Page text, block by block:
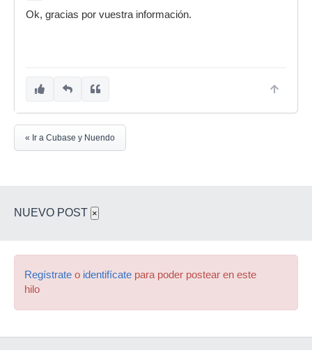
Ok, gracias por vuestra información.
« Ir a Cubase y Nuendo
NUEVO POST ×
Regístrate o identifícate para poder postear en este
hilo